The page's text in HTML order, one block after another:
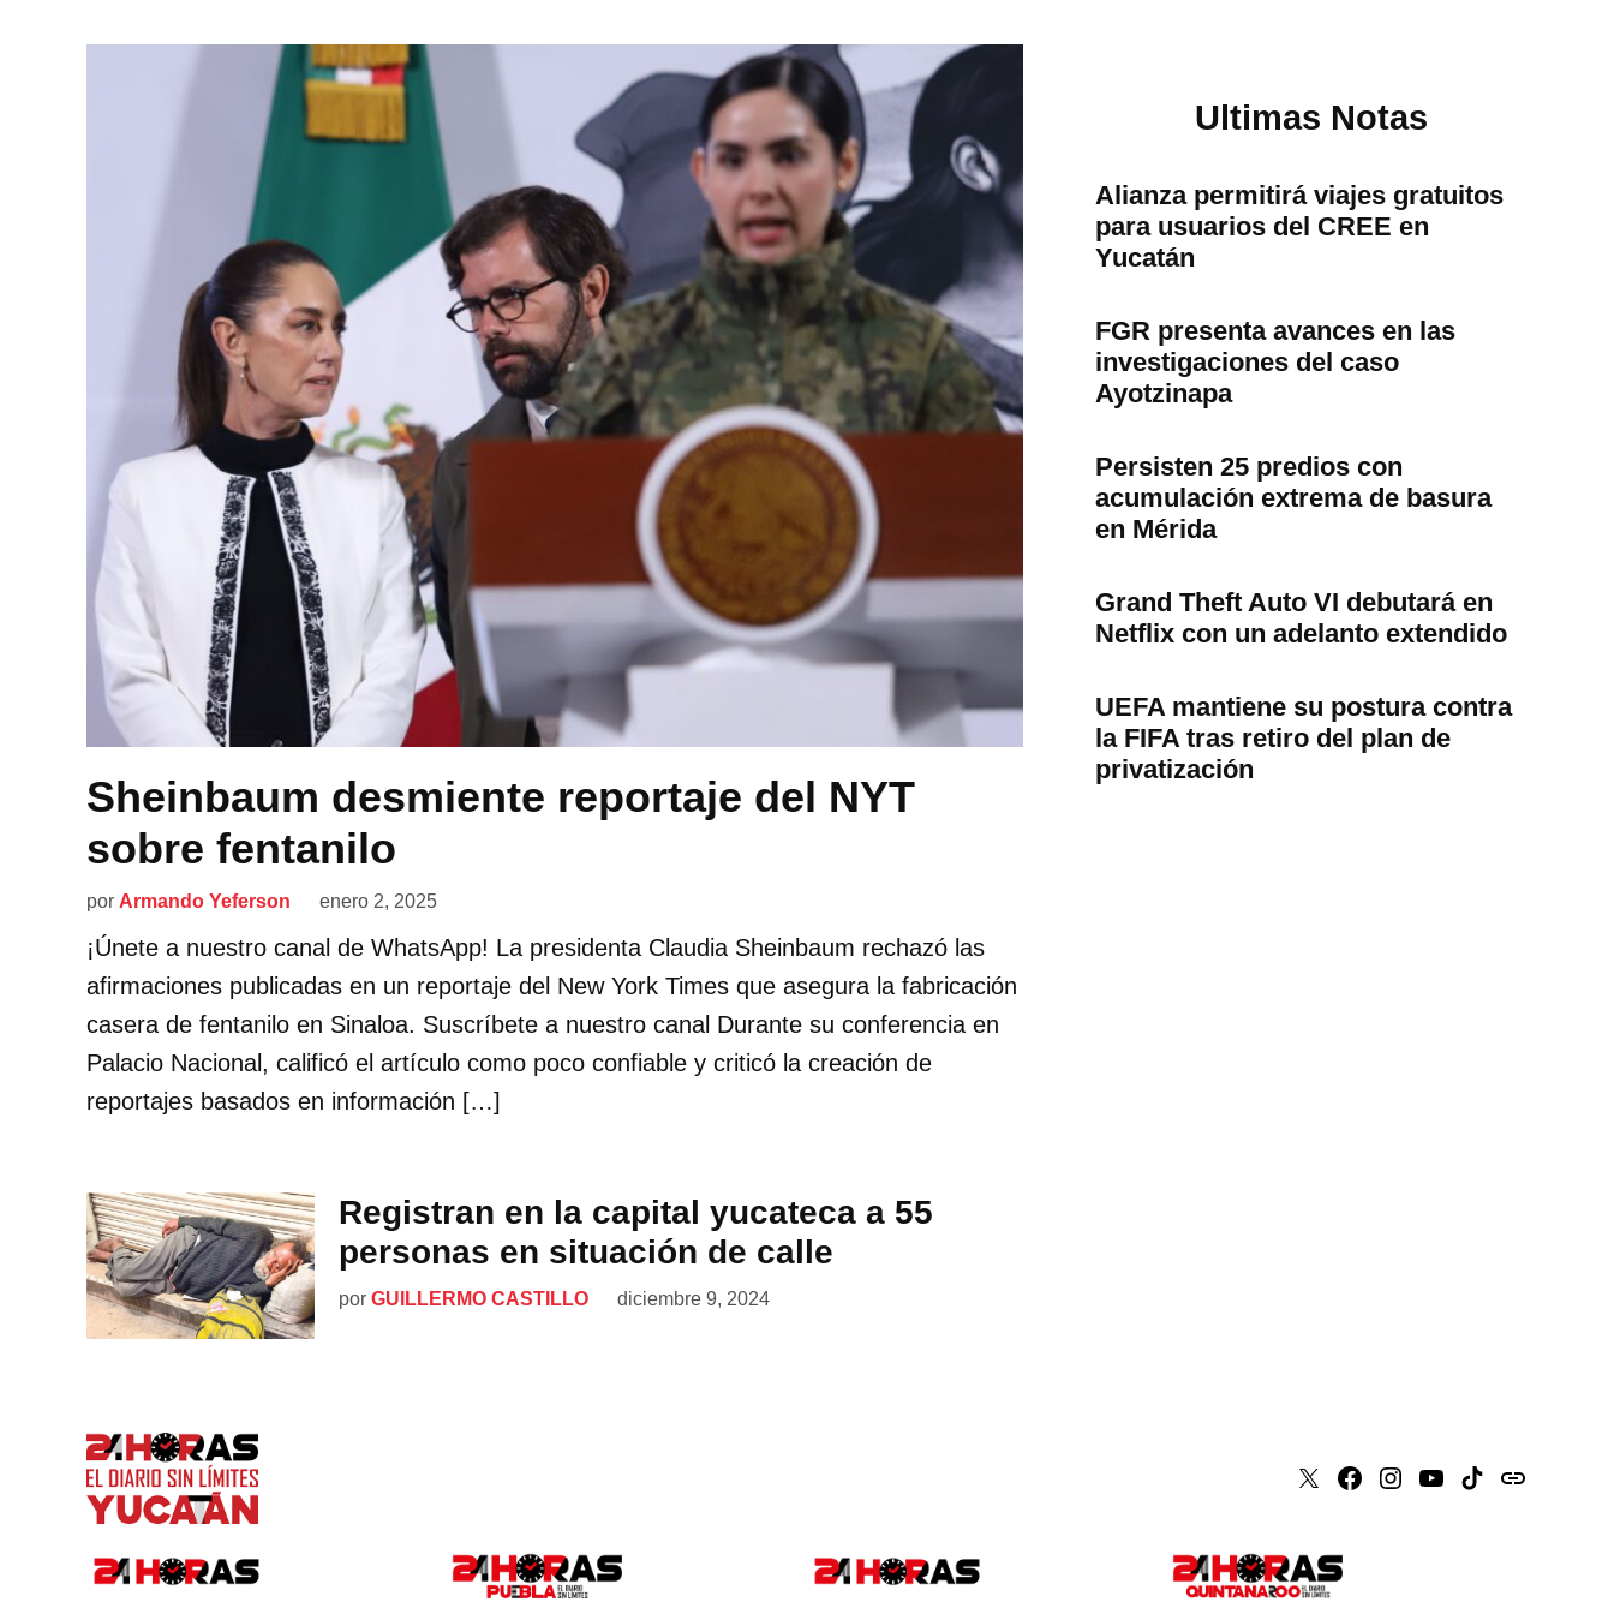
Sheinbaum desmiente reportaje del NYT
sobre fentanilo
por Armando Yeferson enero 2, 2025
¡Únete a nuestro canal de WhatsApp! La presidenta Claudia Sheinbaum rechazó las
afirmaciones publicadas en un reportaje del New York Times que asegura la fabricación
casera de fentanilo en Sinaloa. Suscríbete a nuestro canal Durante su conferencia en
Palacio Nacional, calificó el artículo como poco confiable y criticó la creación de
reportajes basados en información […]
Registran en la capital yucateca a 55
personas en situación de calle
por GUILLERMO CASTILLO diciembre 9, 2024
Ultimas Notas
Alianza permitirá viajes gratuitos
para usuarios del CREE en
Yucatán
FGR presenta avances en las
investigaciones del caso
Ayotzinapa
Persisten 25 predios con
acumulación extrema de basura
en Mérida
Grand Theft Auto VI debutará en
Netflix con un adelanto extendido
UEFA mantiene su postura contra
la FIFA tras retiro del plan de
privatización
X Faceboook
Instagram
Youtube
Tiktokissuu